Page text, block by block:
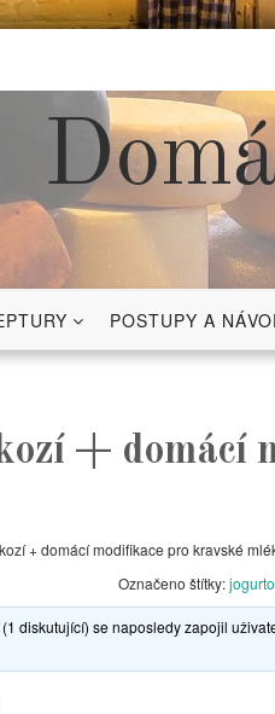
POSTUPY A
+ domácí
+ domácí modifikace pro kravské
Označeno štítky:
diskutující) se naposledy zapojil